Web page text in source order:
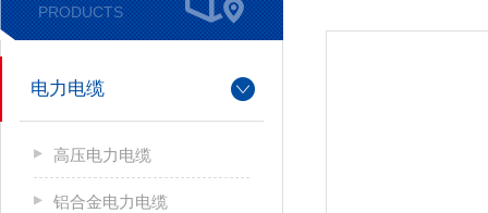
PRODUCTS
电力电缆
高压电力电缆
铝合金电力电缆